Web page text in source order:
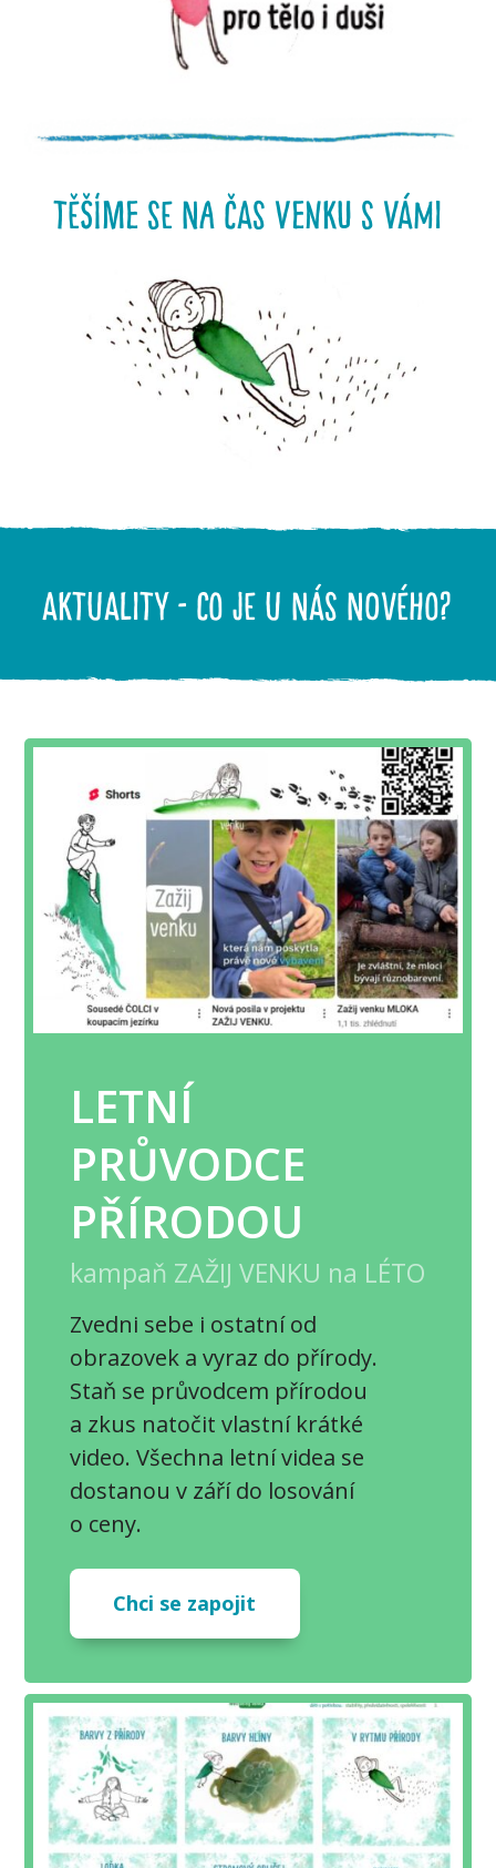
těšíme se na čas venku s vámi
AKTUALITY - CO JE U NÁS NOVÉHO?
LETNÍ
PRŮVODCE
PŘÍRODOU
kampaň ZAŽIJ VENKU na LÉTO
Zvedni sebe i ostatní od
obrazovek a vyraz do přírody.
Staň se průvodcem přírodou
a zkus natočit vlastní krátké
video. Všechna letní videa se
dostanou v září do losování
o ceny.
Chci se zapojit